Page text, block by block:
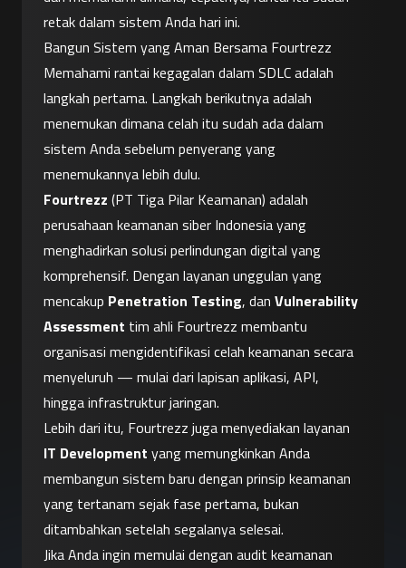
retak dalam sistem Anda hari ini.
Bangun Sistem yang Aman Bersama Fourtrezz
Memahami rantai kegagalan dalam SDLC adalah
langkah pertama. Langkah berikutnya adalah
menemukan dimana celah itu sudah ada dalam
sistem Anda sebelum penyerang yang
menemukannya lebih dulu.
Fourtrezz (PT Tiga Pilar Keamanan) adalah
perusahaan keamanan siber Indonesia yang
menghadirkan solusi perlindungan digital yang
komprehensif. Dengan layanan unggulan yang
mencakup Penetration Testing, dan Vulnerability
Assessment tim ahli Fourtrezz membantu
organisasi mengidentifikasi celah keamanan secara
menyeluruh — mulai dari lapisan aplikasi, API,
hingga infrastruktur jaringan.
IT Development yang memungkinkan Anda
membangun sistem baru dengan prinsip keamanan
yang tertanam sejak fase pertama, bukan
ditambahkan setelah segalanya selesai.
Jika Anda ingin memulai dengan audit keamanan